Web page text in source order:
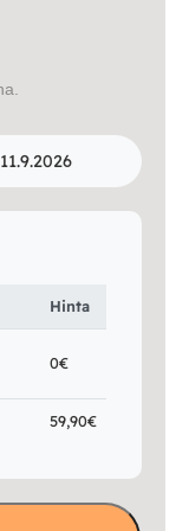
Hinta
0€
59,90€